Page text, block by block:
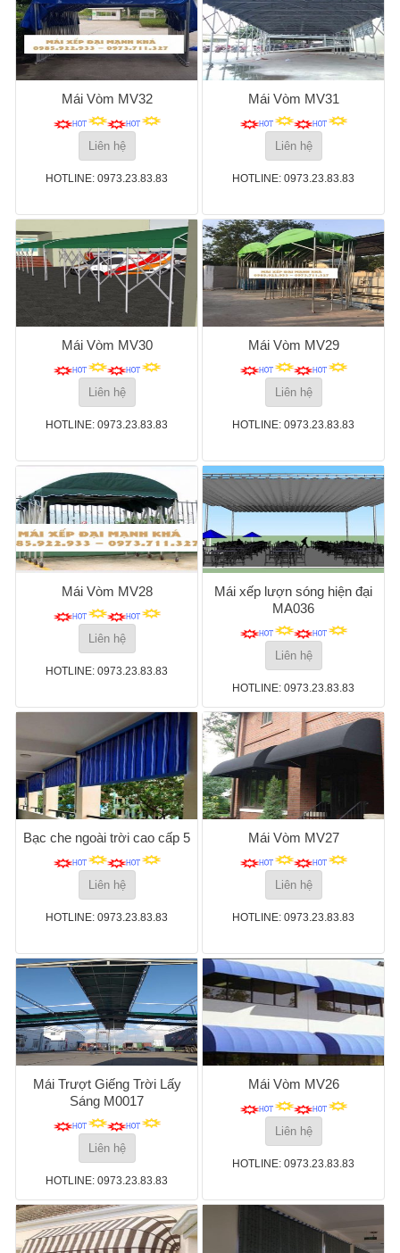
Mái Vòm MV32
Liên hệ
HOTLINE: 0973.23.83.83
Mái Vòm MV31
Liên hệ
HOTLINE: 0973.23.83.83
Mái Vòm MV30
Liên hệ
HOTLINE: 0973.23.83.83
Mái Vòm MV29
Liên hệ
HOTLINE: 0973.23.83.83
Mái Vòm MV28
Liên hệ
HOTLINE: 0973.23.83.83
Mái xếp lượn sóng hiện đại
MA036
Liên hệ
HOTLINE: 0973.23.83.83
Bạc che ngoài trời cao cấp 5
Liên hệ
HOTLINE: 0973.23.83.83
Mái Vòm MV27
Liên hệ
HOTLINE: 0973.23.83.83
Mái Trượt Giếng Trời Lấy
Sáng M0017
Liên hệ
HOTLINE: 0973.23.83.83
Mái Vòm MV26
Liên hệ
HOTLINE: 0973.23.83.83